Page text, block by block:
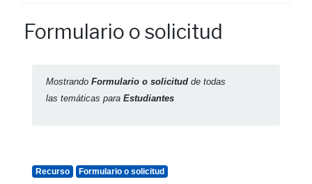
Formulario o solicitud
Mostrando Formulario o solicitud de todas
las temáticas para Estudiantes
Recurso Formulario o solicitud